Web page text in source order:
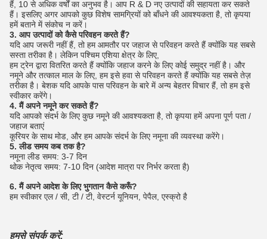
हैं, 10 से अधिक वर्षों का अनुभव है। आप R & D नए उत्पादों की सहायता कर सकते
हैं। इसलिए अगर आपको कुछ विशेष सामग्रियों को बाँधने की आवश्यकता है, तो कृपया
हमें बताने में संकोच न करें।
3. आप उत्पादों को कैसे परिवहन करते हैं?
यदि आप जरूरी नहीं हैं, तो हम आमतौर पर जहाज से परिवहन करते हैं क्योंकि यह सबसे
सस्ता तरीका है। लेकिन पश्चिम एशिया क्षेत्र के लिए,
हम ट्रेन द्वारा वितरित करते हैं क्योंकि जहाज करने के लिए कोई समुद्र नहीं है। और
नमूने और तत्काल माल के लिए, हम इसे हवा से परिवहन करते हैं क्योंकि यह सबसे तेज़
तरीका है। बेशक यदि आपके पास परिवहन के बारे में अन्य बेहतर विचार हैं, तो हम इसे
स्वीकार करेंगे।
4. मैं अपने नमूने कर सकते हैं?
यदि आपको संदर्भ के लिए कुछ नमूने की आवश्यकता है, तो कृपया हमें अपना पूर्ण पता /
जहाज बताएं
कूरियर के साथ मोड, और हम आपके संदर्भ के लिए नमूना की व्यवस्था करेंगे।
5. लीड समय कब तक है?
नमूना लीड समय: 3-7 दिन
थोक नेतृत्व समय: 7-10 दिन (आदेश मात्रा पर निर्भर करता है)
6. मैं अपने आदेश के लिए भुगतान कैसे करूँ?
हम स्वीकार एल / सी, टी / टी, वेस्टर्न यूनियन, पेपैल, एस्क्रो है
हमसे संपर्क करें: